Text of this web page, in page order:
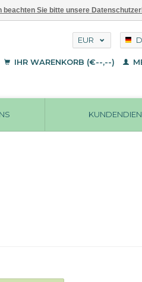
EUR
USD
IHR WARENKORB (€--,--)
beachten Sie bitte unsere